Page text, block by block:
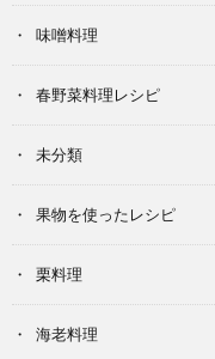
味噌料理
春野菜料理レシピ
未分類
果物を使ったレシピ
栗料理
海老料理